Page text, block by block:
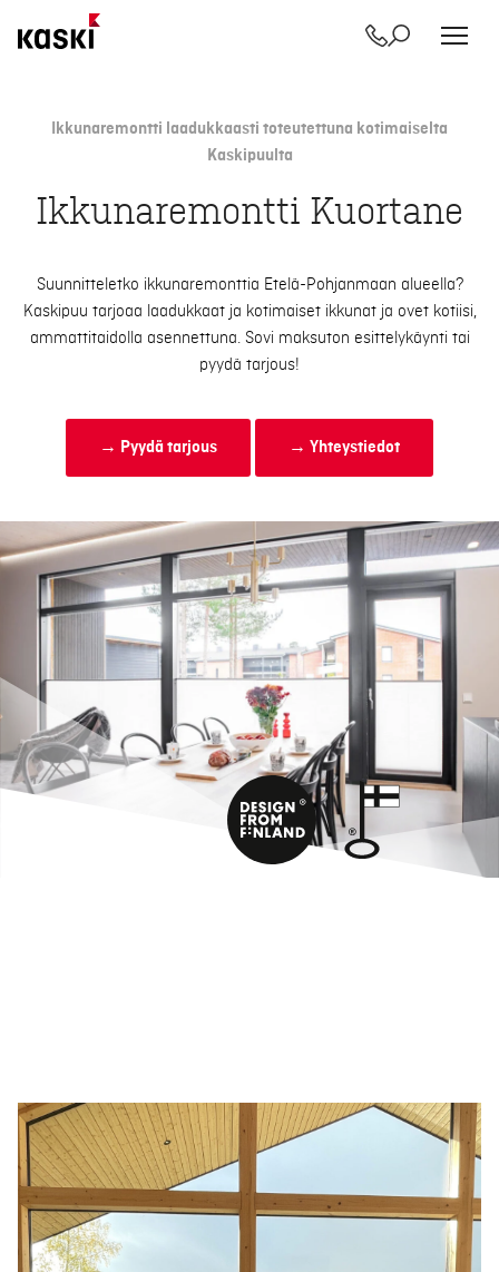
Yhteystiedot
Etsi
Ikkunaremontti laadukkaasti toteutettuna kotimaiselta
Kaskipuulta
Ikkunaremontti Kuortane
Suunnitteletko ikkunaremonttia Etelä-Pohjanmaan alueella?
Kaskipuu tarjoaa laadukkaat ja kotimaiset ikkunat ja ovet kotiisi,
ammattitaidolla asennettuna. Sovi maksuton esittelykäynti tai
pyydä tarjous!
→ Pyydä tarjous → Yhteystiedot